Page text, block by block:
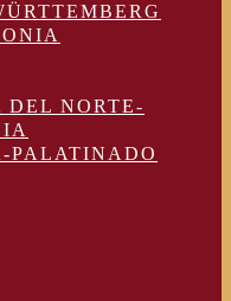
DEL NORTE-
PALATINADO